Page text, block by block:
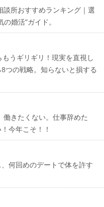
談所おすすめランキング｜選
婚活”ガイド。
もうギリギリ！現実を直視し
つの戦略。知らないと損する
働きたくない。仕事辞めた
今年こそ！！
何回めのデートで体を許す